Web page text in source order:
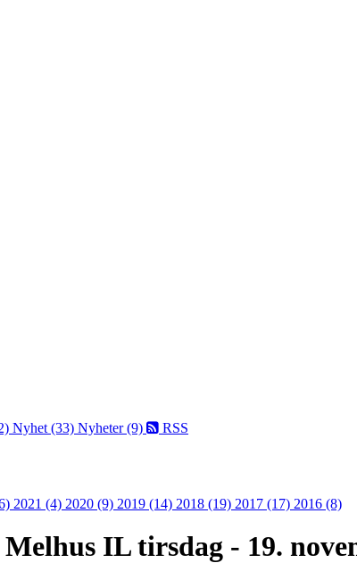
Nyhet (33) Nyheter (9) RSS
2021 (4) 2020 (9) 2019 (14) 2018 (19) 2017 (17) 2016 (8)
IL tirsdag - 19.